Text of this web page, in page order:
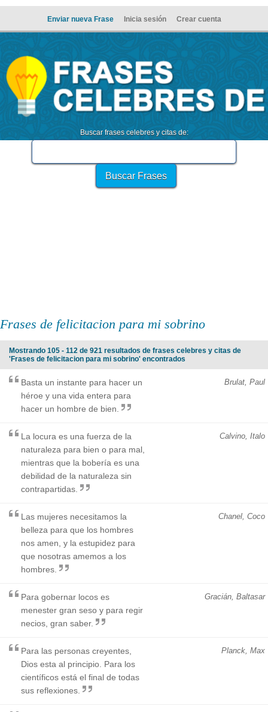
Enviar nueva Frase Inicia sesión Crear cuenta
Buscar frases celebres y citas de:
Frases de felicitacion para mi sobrino
Mostrando 105 - 112 de 921 resultados de frases celebres y citas de
'Frases de felicitacion para mi sobrino' encontrados
Brulat, Paul
Basta un instante para hacer un
héroe y una vida entera para
hacer un hombre de bien.
Calvino, Italo
La locura es una fuerza de la
naturaleza para bien o para mal,
mientras que la bobería es una
debilidad de la naturaleza sin
contrapartidas.
Chanel, Coco
Las mujeres necesitamos la
belleza para que los hombres
nos amen, y la estupidez para
que nosotras amemos a los
hombres.
Gracián, Baltasar
Para gobernar locos es
menester gran seso y para regir
necios, gran saber.
Planck, Max
Para las personas creyentes,
Dios esta al principio. Para los
científicos está el final de todas
sus reflexiones.